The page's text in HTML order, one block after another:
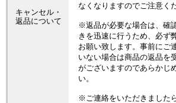
キャンセル・
返品について
なくなりますのでご注意く
※返品が必要な場合は、確
きを迅速に行うため、必ず
お願い致します。事前にご
いない場合は商品の返品を
がございますのであらかじ
い。
※ご連絡をいただきました